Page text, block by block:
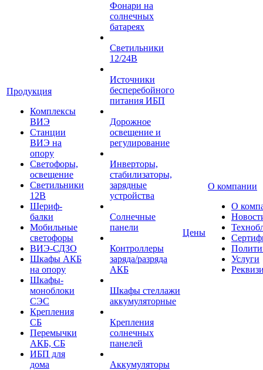
Продукция
Комплексы
ВИЭ
Станции
ВИЭ на
опору
Светофоры,
освещение
Светильники
12В
Шериф-
балки
Мобильные
светофоры
ВИЭ-СДЗО
Шкафы АКБ
на опору
Шкафы-
моноблоки
СЭС
Крепления
СБ
Перемычки
АКБ, СБ
ИБП для
дома
Фонари на
солнечных
батареях
Светильники
12/24В
Источники
бесперебойного
питания ИБП
Дорожное
освещение и
регулирование
Инверторы,
стабилизаторы,
зарядные
устройства
Солнечные
панели
Контроллеры
заряда/разряда
АКБ
Шкафы стеллажи
аккумуляторные
Крепления
солнечных
панелей
Аккумуляторы
Цены
О компании
О
Услуги